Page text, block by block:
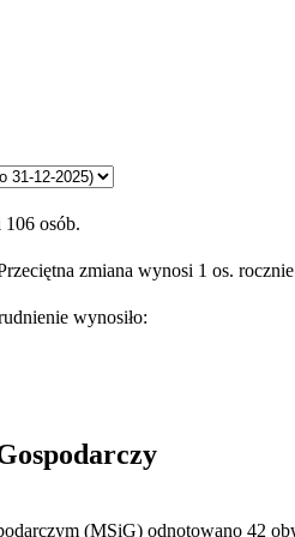
osób.
zmiana wynosi 1 os.
wynosiło:
(MSiG) odnotowano 42